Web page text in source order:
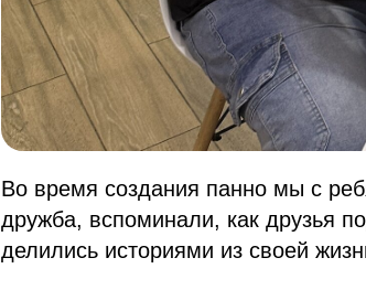
Во время создания панно мы с
дружба, вспоминали, как друзья
делились историями из своей